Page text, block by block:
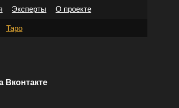
Эксперты О проекте
Таро
Вконтакте